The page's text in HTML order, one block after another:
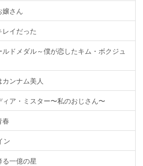
嬢さん
イだった
ドメダル～僕が恋したキム・ボクジュ
ンナム美人
ア・ミスター〜私のおじさん〜
春
ン
一億の星